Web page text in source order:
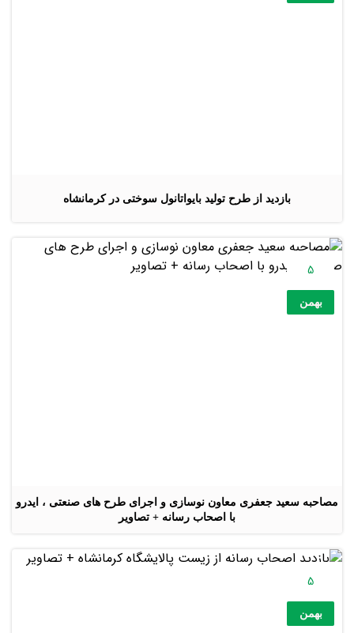
بازدید از طرح تولید بایواتانول سوختی در کرمانشاه
مصاحبه سعید جعفری معاون نوسازی و اجرای طرح های صنعتی ، ایدرو
با اصحاب رسانه + تصاویر
5
بهمن
5
بهمن